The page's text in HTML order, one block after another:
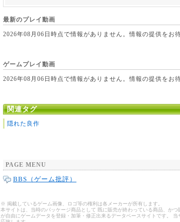
最新のプレイ動画
2026年08月06日時点で情報がありません。情報の提供をお
ゲームプレイ動画
2026年08月06日時点で情報がありません。情報の提供をお
関連タグ
隠れた良作
PAGE MENU
BBS（ゲーム批評）
※ 掲載しているゲーム画像、ロゴ等の権利は各メーカーが所有します。
本サイトは、当時のパッケージ商品として 既に販売が終わっている商品、か
が自由にゲームデータを登録・加筆・修正出来るデータベースサイトです。